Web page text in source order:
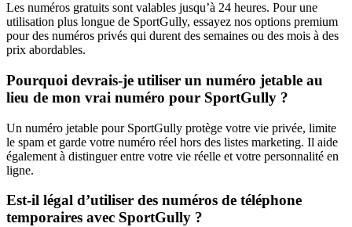
Les numéros gratuits sont valables jusqu’à 24 heures. Pour une
utilisation plus longue de SportGully, essayez nos options premium
pour des numéros privés qui durent des semaines ou des mois à des
prix abordables.
Pourquoi devrais-je utiliser un numéro jetable au
lieu de mon vrai numéro pour SportGully ?
Un numéro jetable pour SportGully protège votre vie privée, limite
le spam et garde votre numéro réel hors des listes marketing. Il aide
également à distinguer entre votre vie réelle et votre personnalité en
ligne.
Est-il légal d’utiliser des numéros de téléphone
temporaires avec SportGully ?